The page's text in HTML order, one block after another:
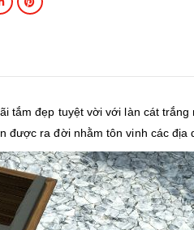
tắm đẹp tuyệt vời với làn cát
ra đời nhằm tôn vinh các địa